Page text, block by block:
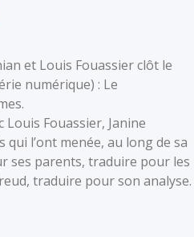
et Louis Fouassier clôt le
numérique) : Le
Fouassier, Janine
l’ont menée, au long de sa
ses parents, traduire pour les
traduire pour son analyse.